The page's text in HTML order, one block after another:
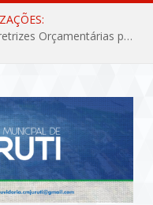
Câmara Municipal aprova Lei de Diretrizes Orçamentárias para o exercício financeiro de 2027